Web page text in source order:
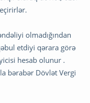
olmadığından
etdiyi qərara görə
hesab olunur .
bərabər Dövlət Vergi